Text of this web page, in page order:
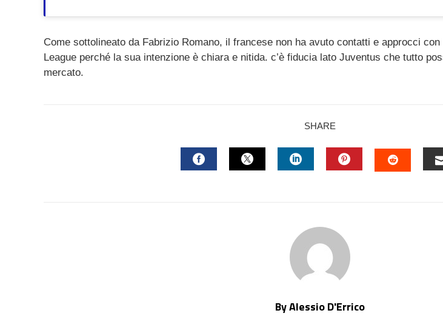
Come sottolineato da Fabrizio Romano, il francese non ha avuto contatti e approcci
League perché la sua intenzione è chiara e nitida. c’è fiducia lato Juventus che tutto
mercato.
SHARE
By Alessio D'Errico